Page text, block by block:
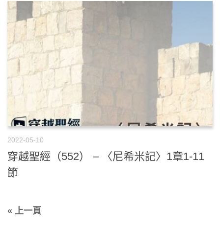
2022-05-10
穿越聖經（552） – 〈尼希米記〉1章1-11
節
« 上一頁